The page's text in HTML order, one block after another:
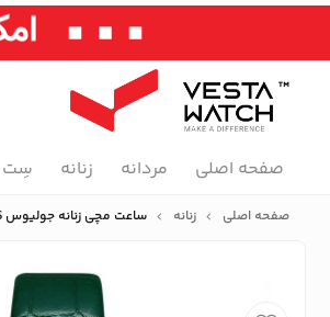
صفحه اصلی مردانه زنانه سِت
صفحه اصلی زنانه ساعت مچی زنانه جولیوس JULIUS مدل JA-1391LA